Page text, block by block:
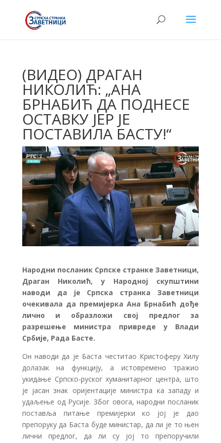
(ВИДЕО) ДРАГАН
НИКОЛИЋ: „АНА
БРНАБИЋ ДА ПОДНЕСЕ
ОСТАВКУ ЈЕР ЈЕ
ПОСТАВИЛА БАСТУ!“
Народни посланик Српске странке Заветници,
Драган Николић, у Народној скупштини
наводи да је Српска странка Заветници
очекивала да премијерка Ана Брнабић дође
лично и образложи свој предлог за
разрешење министра привреде у Влади
Србије, Рада Басте.
Он наводи да је Баста честитао Кристоферу Хилу
долазак на функцију, а истовремено тражио
укидање Српско-руског хуманитарног центра, што
је јасан знак оријентације министра ка западу и
удаљење од Русије. Због овога, народни посланик
поставља питање премијерки ко јој је дао
препоруку да Баста буде министар, да ли је то њен
лични предлог, да ли су јој то препоручили